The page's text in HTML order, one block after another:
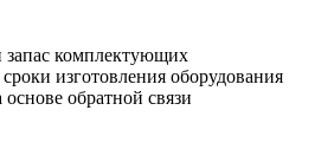
запас комплектующих
изготовления оборудования
обратной связи